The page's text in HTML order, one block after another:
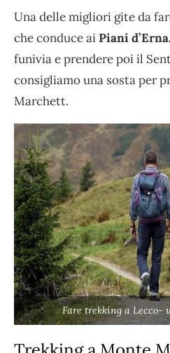
Una delle migliori gite da
che conduce aiPiani d’Erna.
funivia e prendere poi il
consigliamo una sosta per
Marchett.
Fare trekking a Lecco-